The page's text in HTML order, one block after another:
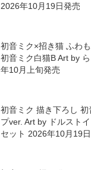
2026年10月19日発売
初音ミク×招き猫 ふわ
初音ミク白猫B Art by
年10月上旬発売
初音ミク 描き下ろし
プver. Art by ドルスト
セット 2026年10月19